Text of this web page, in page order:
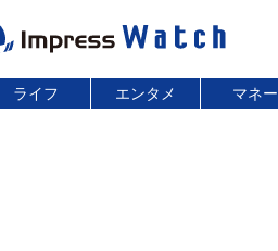
ライフ エンタメ マネー